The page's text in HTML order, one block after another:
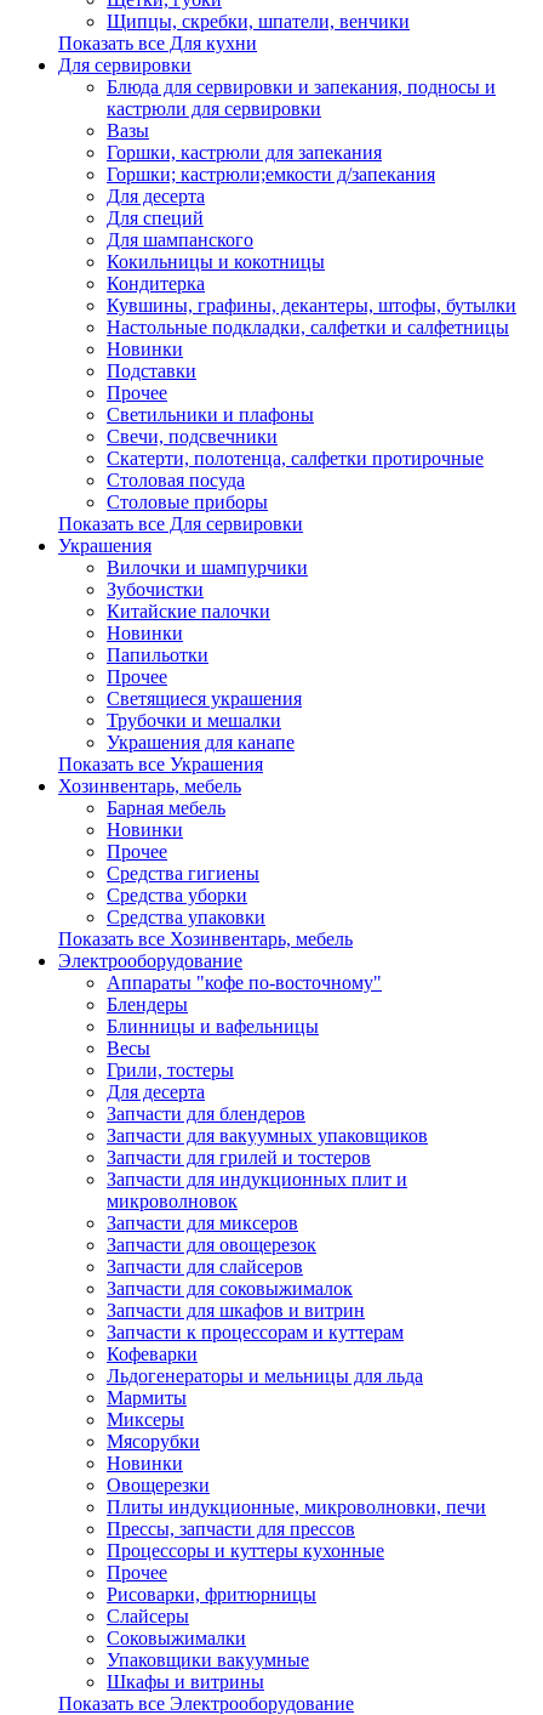
Щипцы, скребки, шпатели, венчики
Показать все Для кухни
Для сервировки
Блюда для сервировки и запекания, подносы и
кастрюли для сервировки
Вазы
Горшки, кастрюли для запекания
Горшки; кастрюли;емкости д/запекания
Для десерта
Для специй
Для шампанского
Кокильницы и кокотницы
Кондитерка
Кувшины, графины, декантеры, штофы, бутылки
Настольные подкладки, салфетки и салфетницы
Новинки
Подставки
Прочее
Светильники и плафоны
Свечи, подсвечники
Скатерти, полотенца, салфетки протирочные
Столовая посуда
Столовые приборы
Показать все Для сервировки
Украшения
Вилочки и шампурчики
Зубочистки
Китайские палочки
Новинки
Папильотки
Прочее
Светящиеся украшения
Трубочки и мешалки
Украшения для канапе
Показать все Украшения
Хозинвентарь, мебель
Барная мебель
Новинки
Прочее
Средства гигиены
Средства уборки
Средства упаковки
Показать все Хозинвентарь, мебель
Электрооборудование
Аппараты "кофе по-восточному"
Блендеры
Блинницы и вафельницы
Весы
Грили, тостеры
Для десерта
Запчасти для блендеров
Запчасти для вакуумных упаковщиков
Запчасти для грилей и тостеров
Запчасти для индукционных плит и
микроволновок
Запчасти для миксеров
Запчасти для овощерезок
Запчасти для слайсеров
Запчасти для соковыжималок
Запчасти для шкафов и витрин
Запчасти к процессорам и куттерам
Кофеварки
Льдогенераторы и мельницы для льда
Мармиты
Миксеры
Мясорубки
Новинки
Овощерезки
Плиты индукционные, микроволновки, печи
Прессы, запчасти для прессов
Процессоры и куттеры кухонные
Прочее
Рисоварки, фритюрницы
Слайсеры
Соковыжималки
Упаковщики вакуумные
Шкафы и витрины
Показать все Электрооборудование